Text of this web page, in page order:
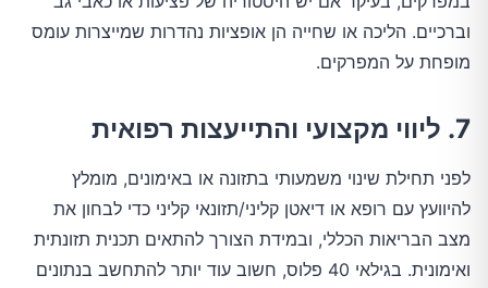
וברכיים. הליכה או שחייה הן אופציות נהדרות שמייצרות עומס
מופחת על המפרקים.
7. ליווי מקצועי והתייעצות רפואית
לפני תחילת שינוי משמעותי בתזונה או באימונים, מומלץ
להיוועץ עם רופא או דיאטן קליני/תזונאי קליני כדי לבחון את
מצב הבריאות הכללי, ובמידת הצורך להתאים תכנית תזונתית
ואימונית. בגילאי 40 פלוס, חשוב עוד יותר להתחשב בנתונים